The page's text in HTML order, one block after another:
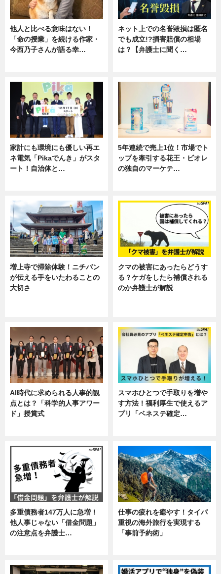
他人と比べる意味はない！
「命の授業」を続ける作家・
今西乃子さんが語る幸…
ネット上での名誉毀損は匿名
でも成立!?損害賠償の相場
は？【弁護士に聞く…
家計にも環境にも優しい再エ
ネ電気「Pikaでんき」がスタ
ート！自治体と…
5年連続で売上1位！市場でト
ップを牽引する花王・ビオレ
の独自のマーケテ…
増上寺で掃除体験！ニチバン
が伝える手をいたわることの
大切さ
クマの被害にあったらどうす
る？ケガをしたら補償される
のか弁護士が解説
AI時代に求められる人事的観
点とは？「科学的人事アワー
ド」授賞式
スマホひとつで手取りを増や
す方法！福利厚生で使えるア
プリ「ベネステ確定…
多重債務者147万人に急増！
他人事じゃない「借金問題」
の注意点を弁護士…
仕事の疲れを癒やす！タイパ
重視の海外旅行を実現する
「事前予約術」